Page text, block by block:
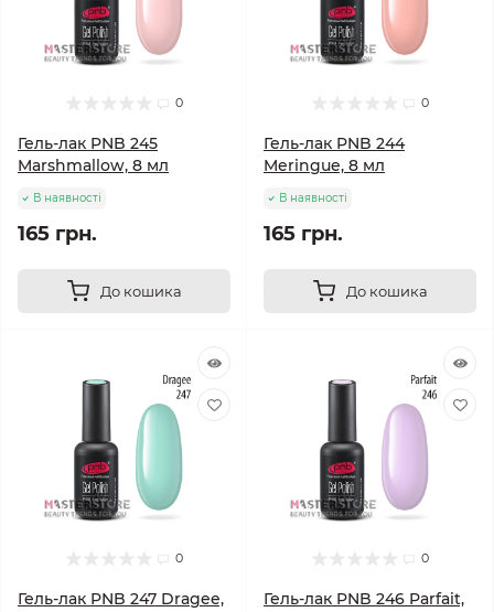
0
Гель-лак PNB 245
Marshmallow, 8 мл
В наявності
165 грн.
До кошика
0
Гель-лак PNB 244
Meringue, 8 мл
В наявності
165 грн.
До кошика
0
Гель-лак PNB 247 Dragee,
0
Гель-лак PNB 246 Parfait,